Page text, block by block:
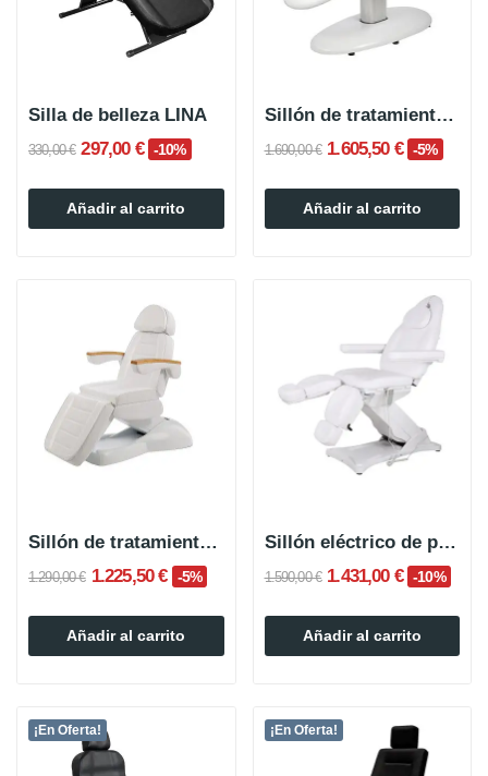
Silla de belleza LINA
330,00 € 297,00 € -10%
Añadir al carrito
Sillón de tratamiento eléctrico PONA de 3 motores
1.690,00 € 1.605,50 € -5%
Añadir al carrito
Sillón de tratamiento eléctrico CLAVI de 3 o 4...
1.290,00 € 1.225,50 € -5%
Añadir al carrito
Sillón eléctrico de podología/pedicura KUNAI
1.590,00 € 1.431,00 € -10%
Añadir al carrito
¡En Oferta! ¡En Oferta!